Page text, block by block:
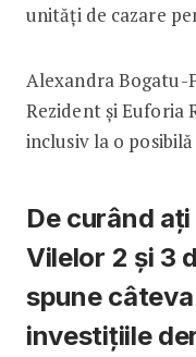
unități de cazare
Alexandra Bogatu-
Rezident și Euforia
inclusiv la o
De curând
Vilelor 2 și 3
spune
investițiile